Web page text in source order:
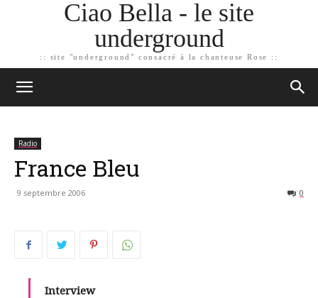
Ciao Bella - le site
underground
:: site "underground" consacré à la chanteuse Rose ::
Radio
France Bleu
9 septembre 2006 0
Interview